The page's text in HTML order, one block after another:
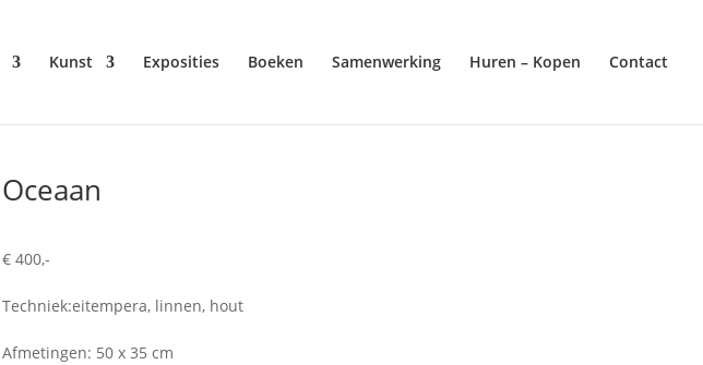
Kunst Exposities Boeken Samenwerking Huren – Kopen Contact
Oceaan
€ 400,-
Techniek:eitempera, linnen, hout
Afmetingen: 50 x 35 cm